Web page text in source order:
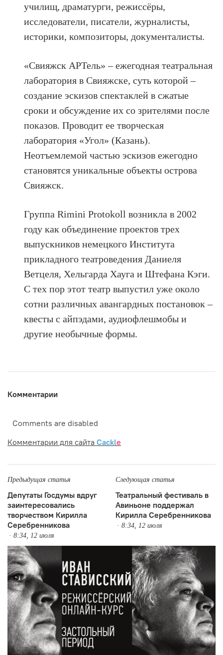
училищ, драматурги, режиссёры,
исследователи, писатели, журналисты,
историки, композиторы, документалисты.
«Свияжск АРТель» – ежегодная театральная
лаборатория в Свияжске, суть которой –
создание эскизов спектаклей в сжатые
сроки и обсуждение их со зрителями после
показов. Проводит ее творческая
лаборатория «Угол» (Казань).
Неотъемлемой частью эскизов ежегодно
становятся уникальные объекты острова
Свияжск.
Группа Rimini Protokoll возникла в 2002
году как объединение проектов трех
выпускников немецкого Института
прикладного театроведения Даниеля
Ветцеля, Хельгарда Хауга и Штефана Кэги.
С тех пор этот театр выпустил уже около
сотни различных авангардных постановок –
квесты с айпэдами, аудиофлешмобы и
другие необычные формы.
Комментарии
Comments are disabled
Комментарии для сайта Cackle
Предыдущая статья
Депутаты Госдумы вдруг
заинтересовались
творчеством Кирилла
Серебренникова
8:34, 12 июля
Следующая статья
Театральный фестиваль в
Авиньоне поддержал
Кирилла Серебренникова
8:34, 12 июля